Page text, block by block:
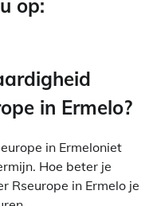
op:
in Ermelo?
in Ermeloniet
Hoe beter je
Rseurope in Ermelo je